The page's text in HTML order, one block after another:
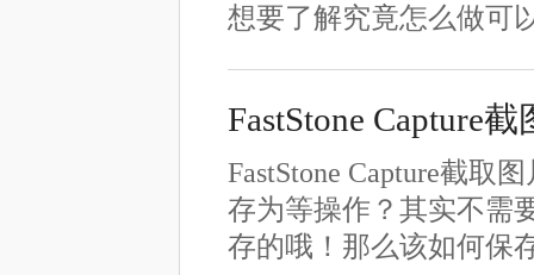
想要了解究竟怎么做可
FastStone Capture
FastStone Capture截取
存为等操作？其实不需
存的哦！那么该如何保